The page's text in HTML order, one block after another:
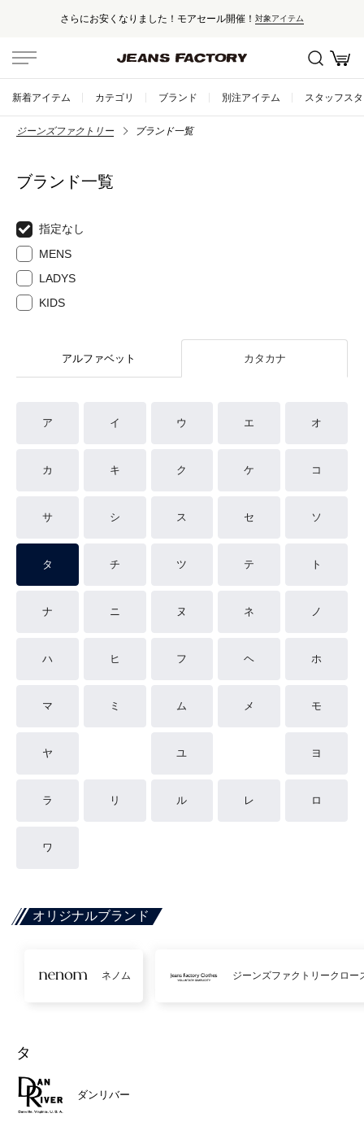
さらにお安くなりました！モアセール開催！ 対象アイテム
新着アイテム カテゴリ ブランド 別注アイテム スタッフス
ジーンズファクトリー ブランド一覧
ブランド一覧
指定なし
MENS
LADYS
KIDS
アルファベット カタカナ
ア イ ウ エ オ
カ キ ク ケ コ
サ シ ス セ ソ
タ チ ツ テ ト
ナ ニ ヌ ネ ノ
ハ ヒ フ ヘ ホ
マ ミ ム メ モ
ヤ ユ ヨ
ラ リ ル レ ロ
ワ
オリジナルブランド
ネノム ジーンズファクトリークロー
タ
ダンリバー